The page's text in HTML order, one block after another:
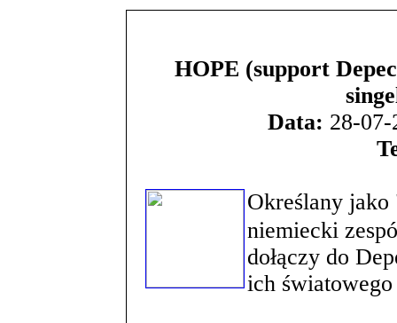
HOPE (support
Data: 28-
Określany
niemiecki
dołączy do
ich